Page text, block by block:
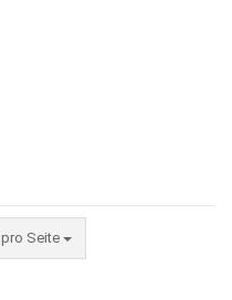
pro Seite
Seite